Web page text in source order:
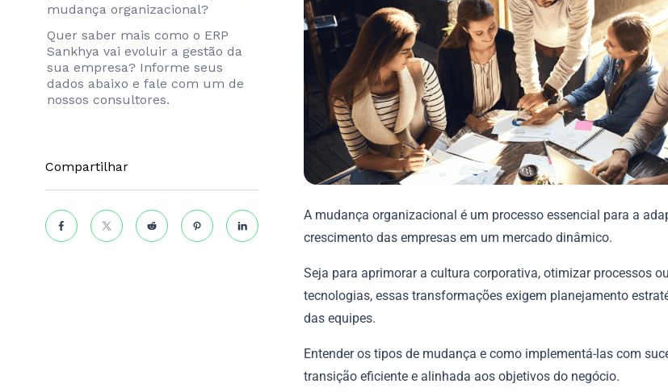
mudança organizacional?
Quer saber mais como o ERP
Sankhya vai evoluir a gestão da
sua empresa? Informe seus
dados abaixo e fale com um de
nossos consultores.
Compartilhar
A mudança organizacional é um processo essencial para a
crescimento das empresas em um mercado dinâmico.
Seja para aprimorar a cultura corporativa, otimizar processos
tecnologias, essas transformações exigem planejamento
das equipes.
Entender os tipos de mudança e como implementá-las com
transição eficiente e alinhada aos objetivos do negócio.